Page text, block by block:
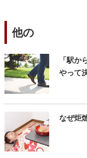
他の
「駅か
やって
なぜ炬